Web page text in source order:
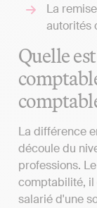
La
autorités
Quelle
La différence
découle du
professions.
comptabilité, il
salarié d'une